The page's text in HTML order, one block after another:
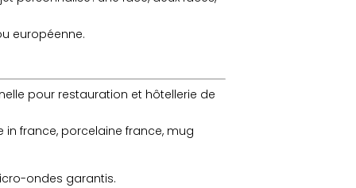
européenne.
pour restauration et hôtellerie de
france, porcelaine france, mug
ondes garantis.